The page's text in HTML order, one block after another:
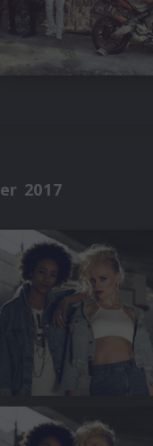
2017